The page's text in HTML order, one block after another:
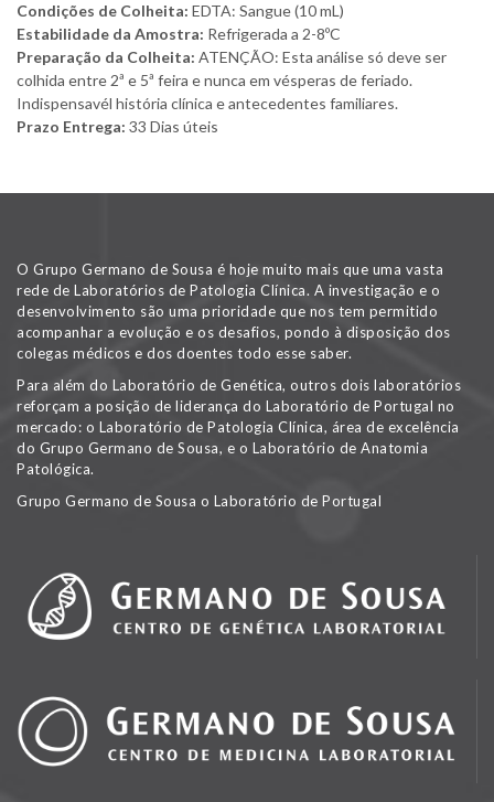
Condições de Colheita: EDTA: Sangue (10 mL)
Estabilidade da Amostra: Refrigerada a 2-8ºC
Preparação da Colheita: ATENÇÃO: Esta análise só deve ser
colhida entre 2ª e 5ª feira e nunca em vésperas de feriado.
Indispensavél história clínica e antecedentes familiares.
Prazo Entrega: 33 Dias úteis
O Grupo Germano de Sousa é hoje muito mais que uma vasta
rede de Laboratórios de Patologia Clínica. A investigação e o
desenvolvimento são uma prioridade que nos tem permitido
acompanhar a evolução e os desafios, pondo à disposição dos
colegas médicos e dos doentes todo esse saber.
Para além do Laboratório de Genética, outros dois laboratórios
reforçam a posição de liderança do Laboratório de Portugal no
mercado: o Laboratório de Patologia Clínica, área de excelência
do Grupo Germano de Sousa, e o Laboratório de Anatomia
Patológica.
Grupo Germano de Sousa o Laboratório de Portugal